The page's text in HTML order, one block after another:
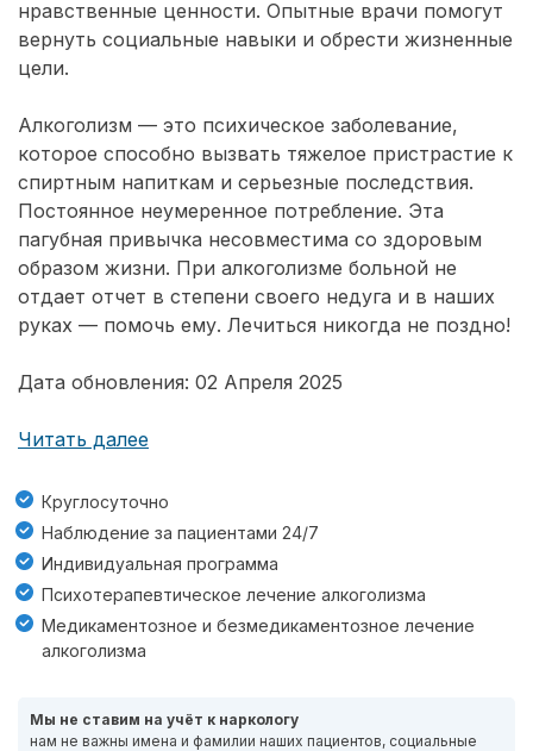
нравственные ценности. Опытные врачи помогут
вернуть социальные навыки и обрести жизненные
цели.
Алкоголизм — это психическое заболевание,
которое способно вызвать тяжелое пристрастие к
спиртным напиткам и серьезные последствия.
Постоянное неумеренное потребление. Эта
пагубная привычка несовместима со здоровым
образом жизни. При алкоголизме больной не
отдает отчет в степени своего недуга и в наших
руках — помочь ему. Лечиться никогда не поздно!
Дата обновления: 02 Апреля 2025
Читать далее
Круглосуточно
Наблюдение за пациентами 24/7
Индивидуальная программа
Психотерапевтическое лечение алкоголизма
Медикаментозное и безмедикаментозное лечение
алкоголизма
Мы не ставим на учёт к наркологу
нам не важны имена и фамилии наших пациентов, социальные